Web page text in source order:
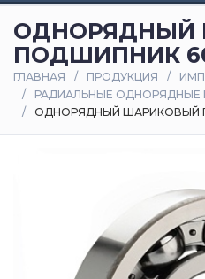
и
статьи
Оплата
доставка
ОДНОРЯДНЫЙ
ПОДШИПНИК
ГЛАВНАЯ ПРОДУКЦИЯ
РАДИАЛЬНЫЕ
ОДНОРЯДНЫЙ ШАРИКОВЫЙ